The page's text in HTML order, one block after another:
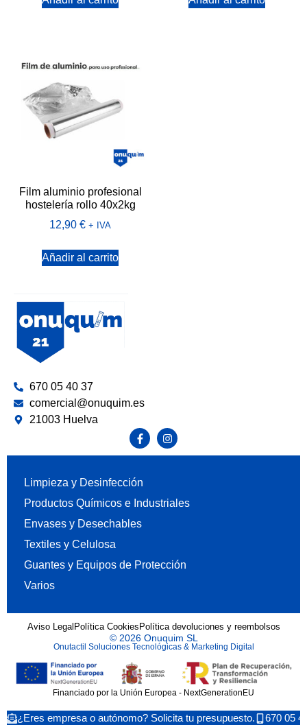
Film aluminio profesional
hostelería rollo 40x2kg
12,90 € + IVA
Añadir al carrito
670 05 40 37
comercial@onuquim.es
21003 Huelva
Limpieza y Desinfección
Productos Químicos e Industriales
Envases y Desechables
Textiles y Celulosa
Guantes y Equipos de Protección
Varios
Aviso Legal Política Cookies Política devoluciones y reembolsos
© 2026 Onuquim SL
Onutactil Soluciones Tecnológicas & Marketing Digital
Financiado por la Unión Europea - NextGenerationEU
¿Eres empresa o autónomo? Solicita tu presupuesto. 670 05